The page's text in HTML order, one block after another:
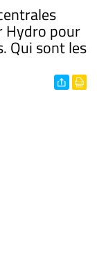
Hydro pour
Qui sont les